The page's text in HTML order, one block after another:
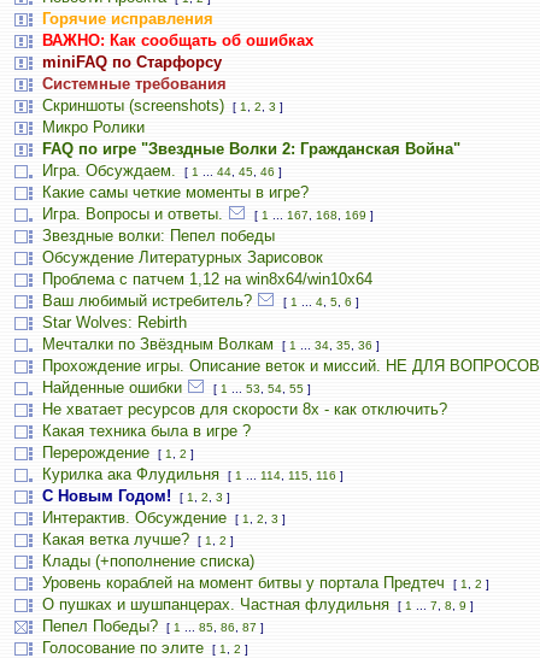
Горячие исправления
ВАЖНО: Как сообщать об ошибках
miniFAQ по Старфорсу
Системные требования
Скриншоты (screenshots)
[ 1 2 3 ]
Микро Ролики
FAQ по игре "Звездные Волки 2: Гражданская Война"
Игра. Обсуждаем.
[ 1 44 45 46 ]
Какие самы четкие моменты в игре?
Игра. Вопросы и ответы.
[ 1 167 168 169 ]
Звездные волки: Пепел победы
Обсуждение Литературных Зарисовок
Проблема с патчем 1,12 на win8x64/win10x64
Ваш любимый истребитель?
[ 1 4 5 6 ]
Star Wolves: Rebirth
Мечталки по Звёздным Волкам
[ 1 34 35 36 ]
Прохождение игры. Описание веток и миссий. НЕ ДЛЯ
Найденные ошибки
[ 1 53 54 55 ]
Не хватает ресурсов для скорости 8х - как отключить?
Какая техника была в игре ?
Перерождение
[ 1 2 ]
Курилка ака Флудильня [ 1 114 115 116 ]
С Новым Годом! [ 1 2 3 ]
Интерактив. Обсуждение [ 1 2 3 ]
Какая ветка лучше? [ 1 2 ]
Клады (+пополнение списка)
Уровень кораблей на момент битвы у портала Предтеч
[ 1 2 ]
О пушках и шушпанцерах. Частная флудильня [ 1 7 8 9 ]
Пепел Победы? [ 1 85 86 87 ]
Голосование по элите [ 1 2 ]